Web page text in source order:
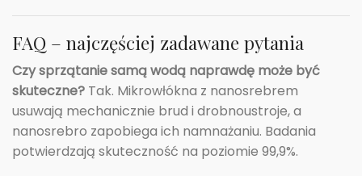
FAQ – najczęściej zadawane pytania
Czy sprzątanie samą wodą naprawdę może być
skuteczne? Tak. Mikrowłókna z nanosrebrem
usuwają mechanicznie brud i drobnoustroje, a
nanosrebro zapobiega ich namnażaniu. Badania
potwierdzają skuteczność na poziomie 99,9%.